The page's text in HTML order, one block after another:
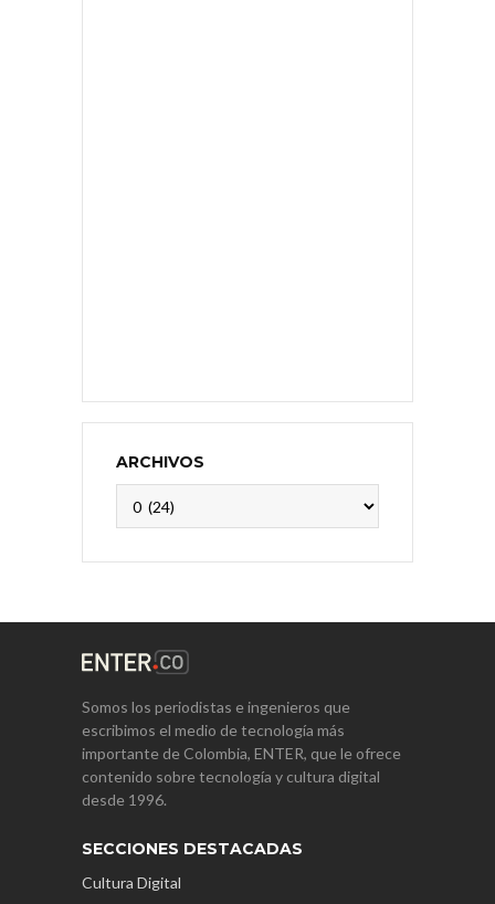
ARCHIVOS
Somos los periodistas e ingenieros que
escribimos el medio de tecnología más
importante de Colombia, ENTER, que le ofrece
contenido sobre tecnología y cultura digital
desde 1996.
SECCIONES DESTACADAS
Cultura Digital